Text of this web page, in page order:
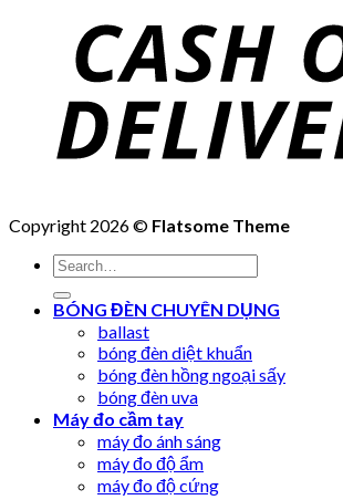
Copyright 2026 © Flatsome Theme
Search
for:
BÓNG ĐÈN CHUYÊN DỤNG
ballast
bóng đèn diệt khuẩn
bóng đèn hồng ngoại sấy
bóng đèn uva
Máy đo cầm tay
máy đo ánh sáng
máy đo độ ẩm
máy đo độ cứng